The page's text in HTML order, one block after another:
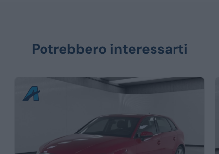
Potrebbero interessarti